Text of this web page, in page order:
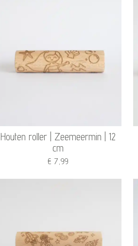
Houten roller | Zeemeermin | 12
cm
€ 7,99